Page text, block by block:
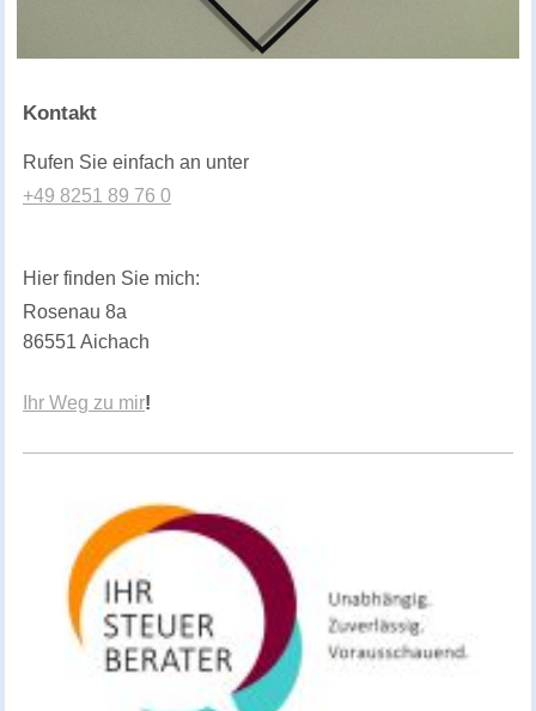
Kontakt
Rufen Sie einfach an unter
+49 8251 89 76 0
Hier finden Sie mich:
Rosenau 8a
86551 Aichach
Ihr Weg zu mir!